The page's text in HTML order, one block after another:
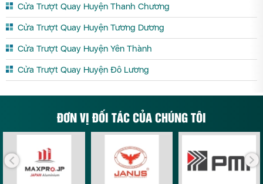
Cửa Trượt Quay Huyện Thanh Chương
Cửa Trượt Quay Huyện Tương Dương
Cửa Trượt Quay Huyện Yên Thành
Cửa Trượt Quay Huyện Đô Lương
ĐƠN VỊ ĐỐI TÁC CỦA CHÚNG TÔI